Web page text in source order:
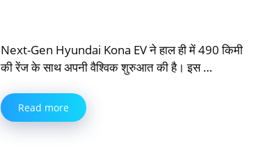
Next-Gen Hyundai Kona EV ने हाल ही में 490 किमी
की रेंज के साथ अपनी वैश्विक शुरुआत की है। इस …
Read more